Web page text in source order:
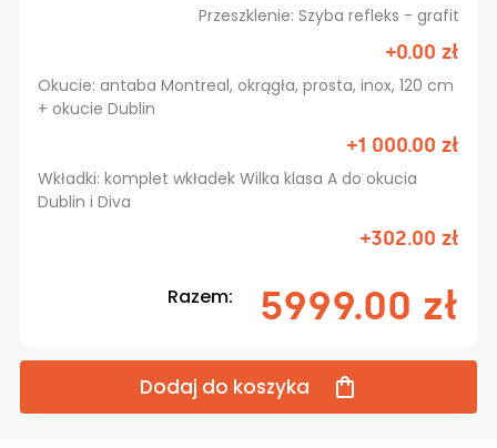
Przeszklenie: Szyba refleks - grafit
+0.00 zł
Okucie: antaba Montreal, okrągła, prosta, inox, 120 cm
+ okucie Dublin
+1 000.00 zł
Wkładki: komplet wkładek Wilka klasa A do okucia
Dublin i Diva
+302.00 zł
Razem: 5999.00 zł
Dodaj do koszyka